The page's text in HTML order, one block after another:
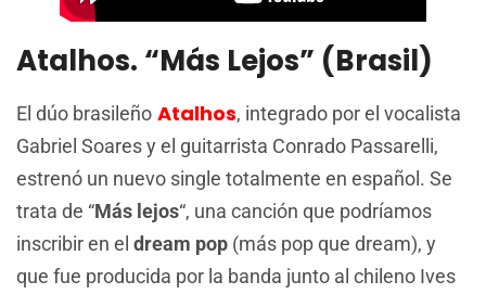
Atalhos. “Más Lejos” (Brasil)
El dúo brasileño Atalhos, integrado por el vocalista
Gabriel Soares y el guitarrista Conrado Passarelli,
estrenó un nuevo single totalmente en español. Se
trata de “Más lejos“, una canción que podríamos
inscribir en el dream pop (más pop que dream), y
que fue producida por la banda junto al chileno Ives